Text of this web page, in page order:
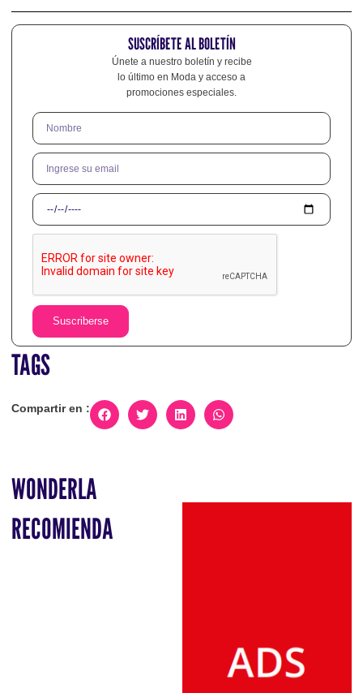
SUSCRÍBETE AL BOLETÍN
Únete a nuestro boletín y recibe
lo último en Moda y acceso a
promociones especiales.
Suscriberse
TAGS
Compartir en :
WONDERLA
RECOMIENDA